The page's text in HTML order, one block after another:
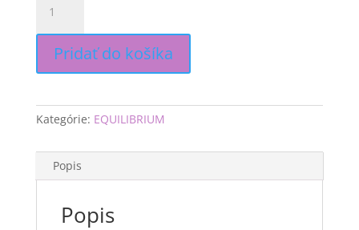
B011
-
FLAKÓN
ESEJCOV
Pridať do košíka
Kategórie: EQUILIBRIUM
Popis
Popis